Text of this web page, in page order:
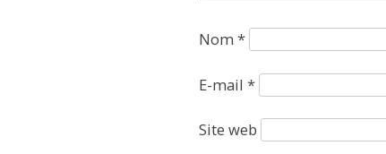
Nom *
E-mail *
Site web